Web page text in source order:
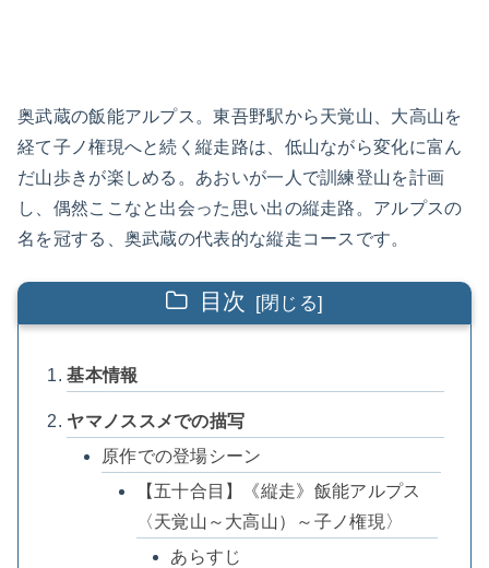
奥武蔵の飯能アルプス。東吾野駅から天覚山、大高山を
経て子ノ権現へと続く縦走路は、低山ながら変化に富ん
だ山歩きが楽しめる。あおいが一人で訓練登山を計画
し、偶然ここなと出会った思い出の縦走路。アルプスの
名を冠する、奥武蔵の代表的な縦走コースです。
目次
基本情報
ヤマノススメでの描写
原作での登場シーン
【五十合目】《縦走》飯能アルプス
〈天覚山～大高山）～子ノ権現〉
あらすじ